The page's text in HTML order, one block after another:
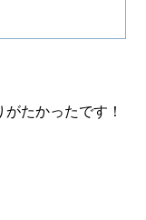
たかったです！